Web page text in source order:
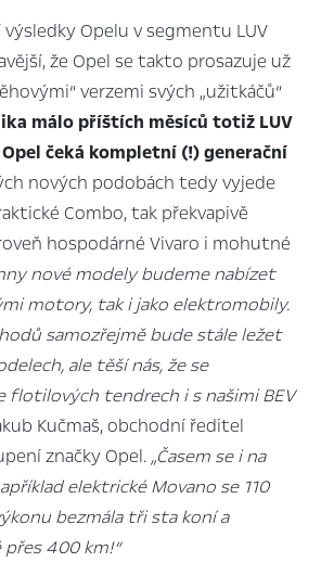
Opelu v segmentu LUV
že Opel se takto prosazuje už
verzemi svých „užitkáčů“
málo příštích měsíců totiž LUV
čeká kompletní (!) generační
nových podobách tedy vyjede
Combo, tak překvapivě
hospodárné Vivaro i mohutné
nové modely budeme nabízet
motory, tak i jako elektromobily.
samozřejmě bude stále ležet
ale těší nás, že se
flotilových tendrech i s našimi BEV
Kučmaš, obchodní ředitel
značky Opel.„Časem se i na
elektrické Movano se 110
bezmála tři sta koní a
400 km!“